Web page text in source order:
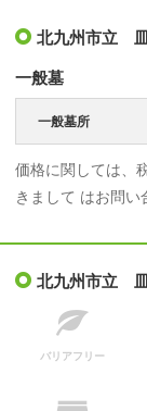
北九州市立
一般墓
一般墓所
区画面積：
1㎡につき
年間管理料：
価格に関しては、
きまして はお問い
北九州市立
バリアフリー